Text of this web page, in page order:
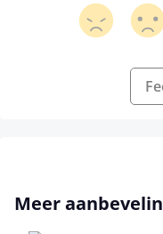
Productgalerij overslaan
Meer